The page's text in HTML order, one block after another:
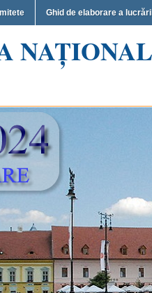
Ghid de elaborare a